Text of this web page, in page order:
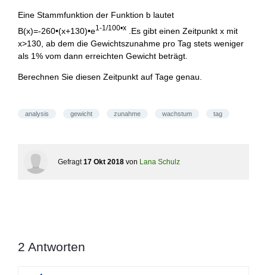
Eine Stammfunktion der Funktion b lautet
B(x)=-260•(x+130)•e1-1/100•x
.Es gibt einen Zeitpunkt x mit
x>130, ab dem die Gewichtszunahme pro Tag stets weniger
als 1% vom dann erreichten Gewicht beträgt.
Berechnen Sie diesen Zeitpunkt auf Tage genau.
analysis gewicht zunahme wachstum tag
Gefragt 17 Okt 2018 von Lana Schulz
2 Antworten